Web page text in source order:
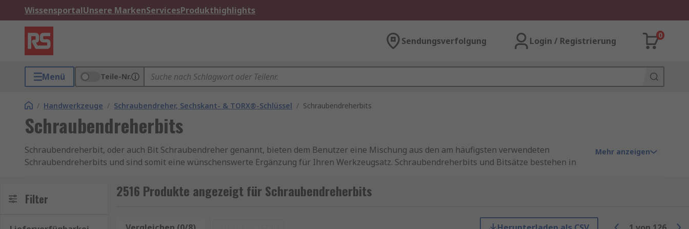
WissensportalUnsere MarkenServicesProdukthighlights
Sendungsverfolgung Login / Registrierung
0
Menü Teile-Nr.
/ Handwerkzeuge / Schraubendreher, Sechskant- & TORX®-Schlüssel / Schraubendreherbits
Schraubendreherbits
Schraubendreherbit, oder auch Bit Schraubendreher genannt, bieten dem Benutzer eine Mischung aus den am häufigsten verwendeten
Schraubendreherbits und sind somit eine wünschenswerte Ergänzung für Ihren Werkzeugsatz. Schraubendreherbits und Bitsätze bestehen in
haben. Schraubendreherbitsätze bieten eine Vielzahl von Bits für verschiedene Schraubenarten.
Längen von 25 mm bis 175 mm, die mit kompatiblen Bohrmaschinen und Schraubendrehern verwendet werden können, sowie Produkte von
Mehr anzeigen
Filter 2516 Produkte angezeigt für Schraubendreherbits